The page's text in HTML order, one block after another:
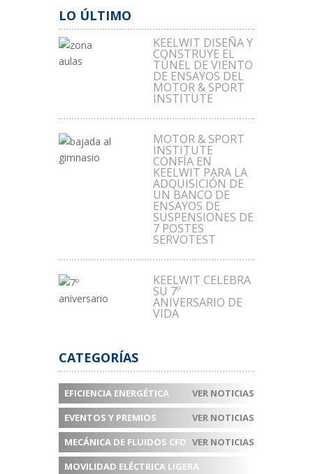
LO ÚLTIMO
KEELWIT DISEÑA Y
CONSTRUYE EL
TÚNEL DE VIENTO
DE ENSAYOS DEL
MOTOR & SPORT
INSTITUTE
MOTOR & SPORT
INSTITUTE
CONFÍA EN
KEELWIT PARA LA
ADQUISICIÓN DE
UN BANCO DE
ENSAYOS DE
SUSPENSIONES DE
7 POSTES
SERVOTEST
KEELWIT CELEBRA
SU 7º
ANIVERSARIO DE
VIDA
CATEGORÍAS
EFICIENCIA ENERGÉTICA
VER NOTICIAS
EVENTOS Y PREMIOS
VER NOTICIAS
MECÁNICA DE FLUIDOS CFD VER NOTICIAS
MOVILIDAD ELÉCTRICA LIGERA